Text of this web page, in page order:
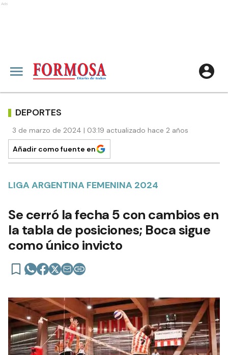
Ads
DEPORTES
3 de marzo de 2024 | 03:19 actualizado hace 2 años
Añadir como fuente en
LIGA ARGENTINA FEMENINA 2024
Se cerró la fecha 5 con cambios en
la tabla de posiciones; Boca sigue
como único invicto